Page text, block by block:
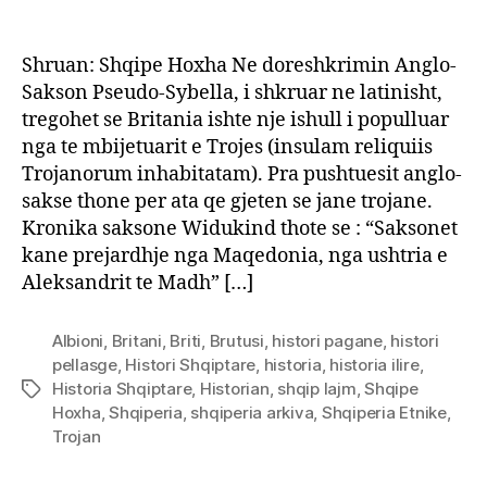
Shruan: Shqipe Hoxha Ne doreshkrimin Anglo-
Sakson Pseudo-Sybella, i shkruar ne latinisht,
tregohet se Britania ishte nje ishull i populluar
nga te mbijetuarit e Trojes (insulam reliquiis
Trojanorum inhabitatam). Pra pushtuesit anglo-
sakse thone per ata qe gjeten se jane trojane.
Kronika saksone Widukind thote se : “Saksonet
kane prejardhje nga Maqedonia, nga ushtria e
Aleksandrit te Madh” […]
Tags
Albioni, Britani, Briti, Brutusi, histori pagane, histori
pellasge, Histori Shqiptare, historia, historia ilire,
Historia Shqiptare, Historian, shqip lajm,Shqipe
Hoxha,Shqiperia, shqiperia arkiva, Shqiperia Etnike,
Trojan